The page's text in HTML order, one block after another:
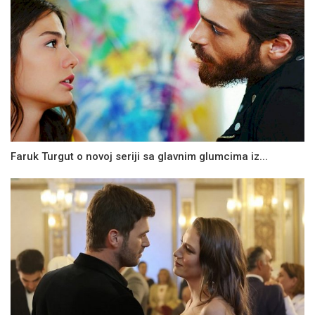
Faruk Turgut o novoj seriji sa glavnim glumcima iz...